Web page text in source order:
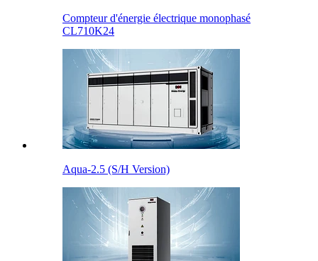
Compteur d'énergie électrique monophasé
CL710K24
Aqua-2.5 (S/H Version)